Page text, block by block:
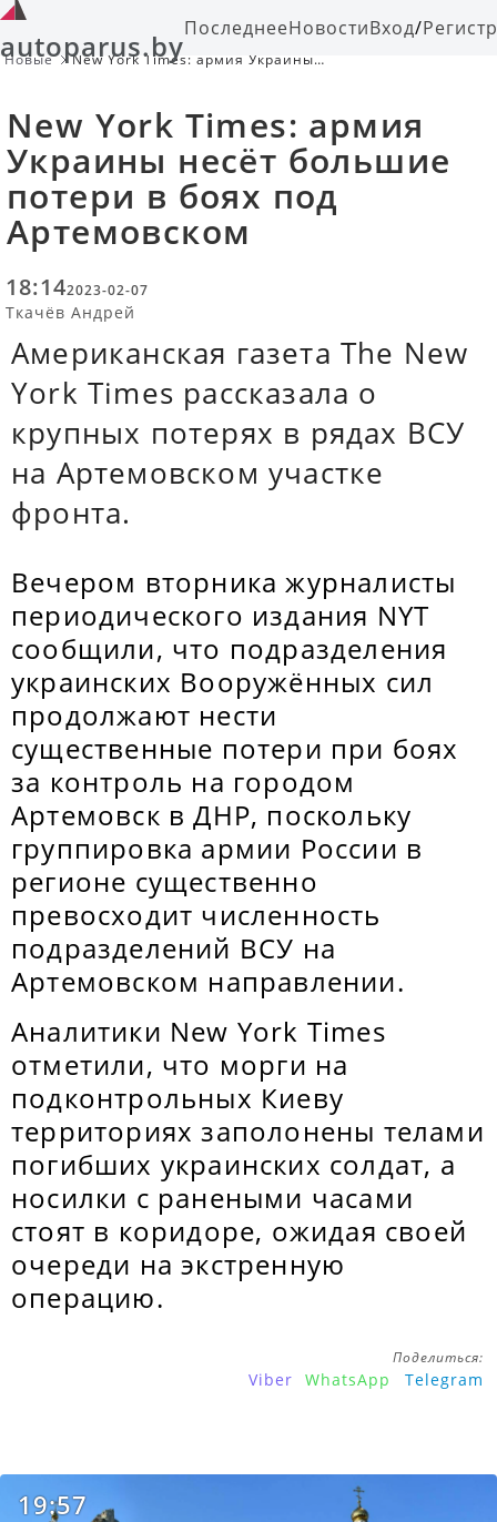
autoparus.byПоследнееНовостиВход/
Новые
New York Times: армия Украины
New York Times: армия
Украины несёт большие
потери в боях под
Артемовском
18:142023-02-07
Ткачёв Андрей
Американская газета The New
York Times рассказала о
крупных потерях в рядах ВСУ
на Артемовском участке
фронта.
Вечером вторника журналисты
периодического издания NYT
сообщили, что подразделения
украинских Вооружённых сил
продолжают нести
существенные потери при боях
за контроль на городом
Артемовск в ДНР, поскольку
группировка армии России в
регионе существенно
превосходит численность
подразделений ВСУ на
Артемовском направлении.
Аналитики New York Times
отметили, что морги на
подконтрольных Киеву
территориях заполонены телами
погибших украинских солдат, а
носилки с ранеными часами
стоят в коридоре, ожидая своей
очереди на экстренную
операцию.
Поделиться:
Viber WhatsApp Telegram
19:57